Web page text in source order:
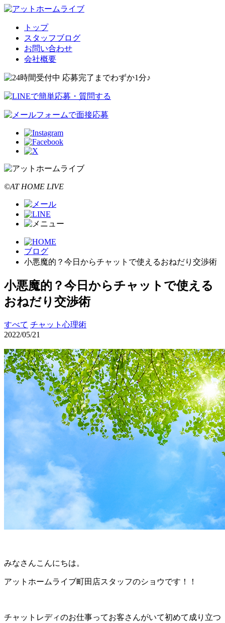
トップ
スタッフブログ
お問い合わせ
会社概要
©AT HOME LIVE
ブログ
小悪魔的？今日からチャットで使えるおねだり交渉術
小悪魔的？今日からチャットで使える
おねだり交渉術
すべて チャット心理術
2022/05/21
みなさんこんにちは。
アットホームライブ町田店スタッフのショウです！！
チャットレディのお仕事ってお客さんがいて初めて成り立つ